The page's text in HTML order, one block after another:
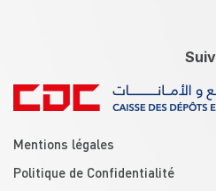
Mentions légales
Politique de Confidentialité